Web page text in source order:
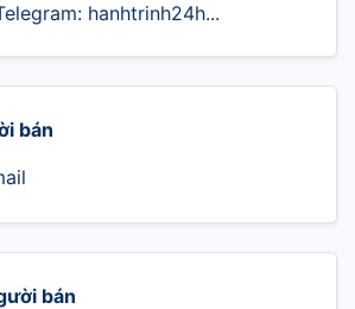
hanhtrinh24h...
bán
bán